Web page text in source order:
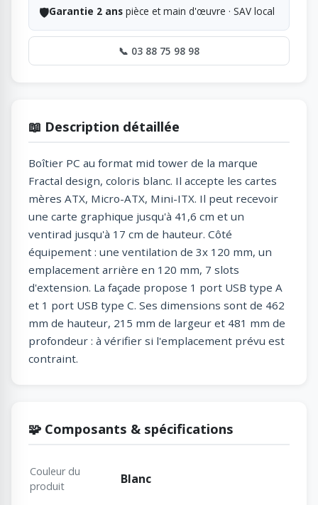
🛡️Garantie 2 anspièce et main d'œuvre · SAV local
📞 03 88 75 98 98
📖 Description détaillée
Boîtier PC au format mid tower de la marque
Fractal design, coloris blanc. Il accepte les cartes
mères ATX, Micro-ATX, Mini-ITX. Il peut recevoir
une carte graphique jusqu'à 41,6 cm et un
ventirad jusqu'à 17 cm de hauteur. Côté
équipement : une ventilation de 3x 120 mm, un
emplacement arrière en 120 mm, 7 slots
d'extension. La façade propose 1 port USB type A
et 1 port USB type C. Ses dimensions sont de 462
mm de hauteur, 215 mm de largeur et 481 mm de
profondeur : à vérifier si l'emplacement prévu est
contraint.
🧩 Composants & spécifications
Couleur du
produit
Blanc